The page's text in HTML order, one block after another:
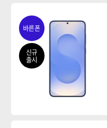
바른폰
신규
출시